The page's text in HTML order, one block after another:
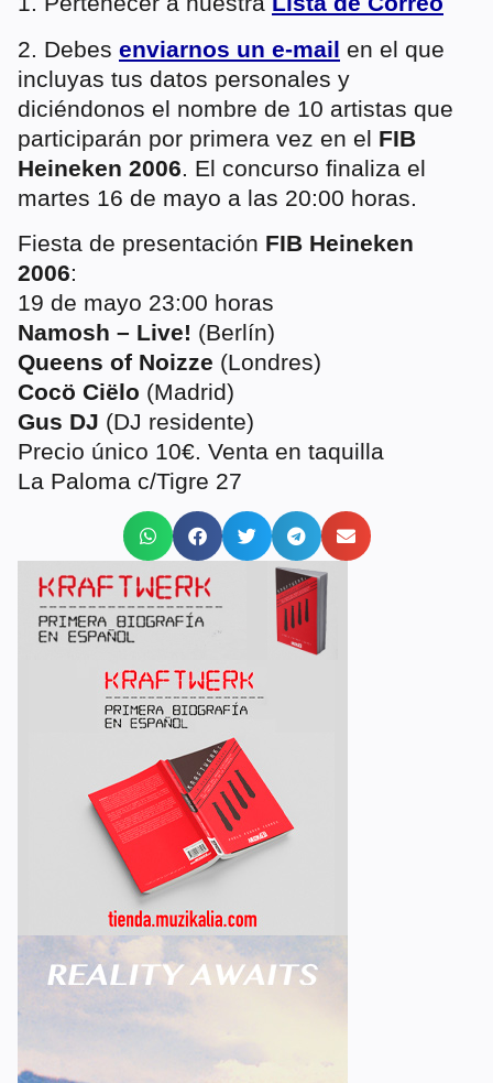
2. Debes enviarnos un e-mail en el que
incluyas tus datos personales y
diciéndonos el nombre de 10 artistas que
participarán por primera vez en el FIB
Heineken 2006 . El concurso finaliza el
martes 16 de mayo a las 20:00 horas.
Fiesta de presentación FIB Heineken
2006:
19 de mayo 23:00 horas
Namosh – Live! (Berlín)
Queens of Noizze (Londres)
Cocö Ciëlo (Madrid)
Gus DJ (DJ residente)
Precio único 10€. Venta en taquilla
La Paloma c/Tigre 27